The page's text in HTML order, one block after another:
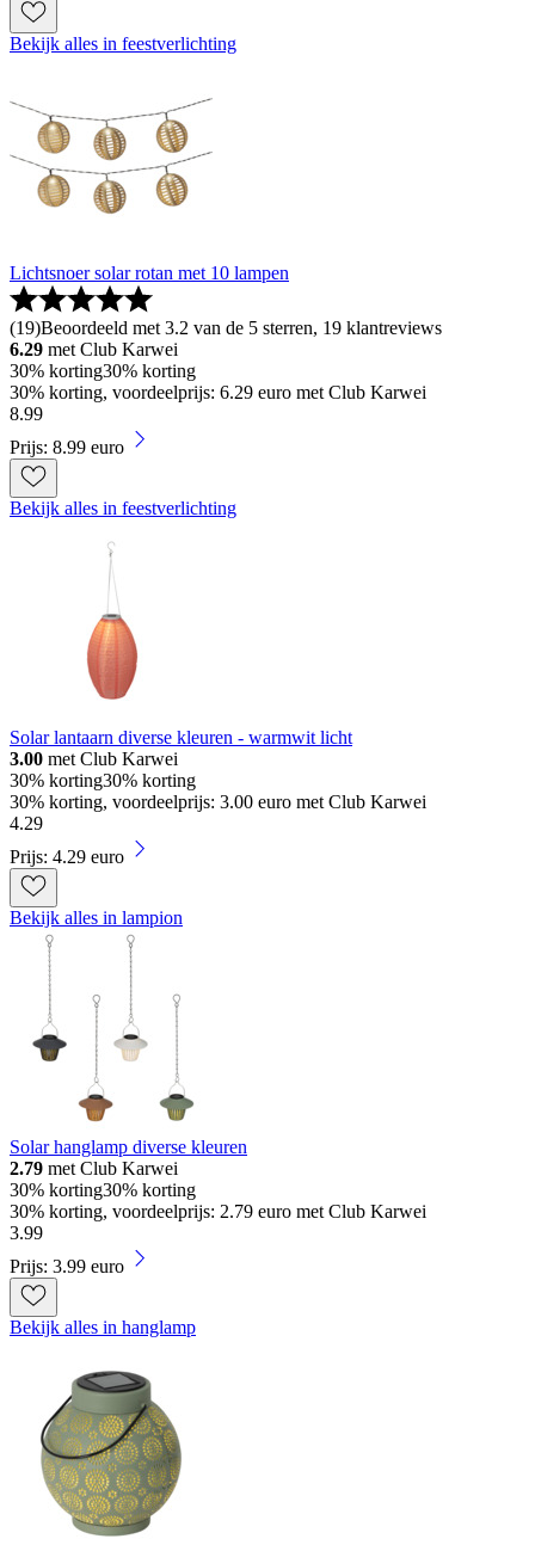
Bekijk alles in feestverlichting
Lichtsnoer solar rotan met 10 lampen
(19)Beoordeeld met 3.2 van de 5 sterren, 19 klantreviews
6.29 met Club Karwei
30% korting30% korting
30% korting, voordeelprijs: 6.29 euro met Club Karwei
8.99
Prijs: 8.99 euro
Bekijk alles in feestverlichting
Solar lantaarn diverse kleuren - warmwit licht
3.00 met Club Karwei
30% korting30% korting
30% korting, voordeelprijs: 3.00 euro met Club Karwei
4.29
Prijs: 4.29 euro
Bekijk alles in lampion
Solar hanglamp diverse kleuren
2.79 met Club Karwei
30% korting30% korting
30% korting, voordeelprijs: 2.79 euro met Club Karwei
3.99
Prijs: 3.99 euro
Bekijk alles in hanglamp